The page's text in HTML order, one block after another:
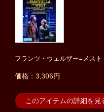
フランツ・ウェルザー=メス
価格：3,306円
このアイテムの詳細を見